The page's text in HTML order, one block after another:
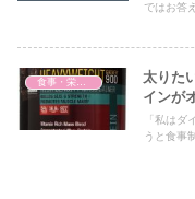
ではお答
食事・栄養・サプリ
太りた
インが
「私はダ
うと食事